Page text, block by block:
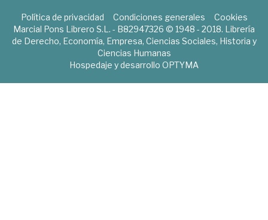
Política de privacidad Condiciones generales
Cookies
Marcial Pons Librero S.L. - B82947326 © 1948 - 2018. Librería
de Derecho, Economía, Empresa, Ciencias Sociales, Historia y
Ciencias Humanas
Hospedaje y desarrollo OPTYMA